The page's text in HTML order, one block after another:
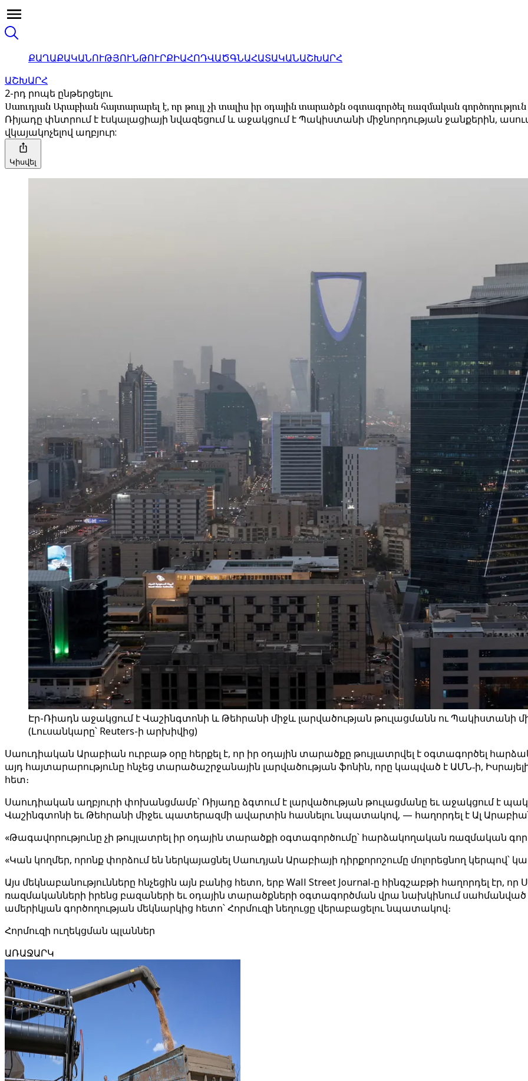
ՔԱՂԱՔԱԿԱՆՈՒԹՅՈՒՆԹՈՒՐՔԻԱՀՈԴՎԱԾԳՆԱՀԱՏԱԿԱՆԱՇԽԱՐՀ
ԱՇԽԱՐՀ
2-րդ րոպե ընթերցելու
Սաուդյան Արաբիան հայտարարել է, որ թույլ չի տալիս իր օդային տարածքն օգտագործել ռազմական գործողություն
Ռիյադը փնտրում է էսկալացիայի նվազեցում և աջակցում է Պակիստանի միջնորդության ջանքերին,
վկայակոչելով աղբյուր:
Կիսվել
Էր-Ռիադն աջակցում է Վաշինգտոնի և Թեհրանի միջև լարվածության թուլացմանն ու Պակիստանի
(Լուսանկարը՝ Reuters-ի արխիվից)
Սաուդիական Արաբիան ուրբաթ օրը հերքել է, որ իր օդային տարածքը թույլատրվել է օգտագործել
այդ հայտարարությունը հնչեց տարածաշրջանային լարվածության ֆոնին, որը կապված է ԱՄՆ‑ի,
հետ։
Սաուդիական աղբյուրի փոխանցմամբ՝ Ռիյադը ձգտում է լարվածության թուլացմանը եւ աջակցում
Վաշինգտոնի եւ Թեհրանի միջեւ պատերազմի ավարտին հասնելու նպատակով, — հաղորդել է Ալ
«Թագավորությունը չի թույլատրել իր օդային տարածքի օգտագործումը՝ հարձակողական ռազմական
«Կան կողմեր, որոնք փորձում են ներկայացնել Սաուդյան Արաբիայի դիրքորոշումը մոլորեցնող կերպով՝
Այս մեկնաբանությունները հնչեցին այն բանից հետո, երբ Wall Street Journal‑ը հինգշաբթի հաղորդել էր,
ռազմականների իրենց բազաների եւ օդային տարածքների օգտագործման վրա նախկինում սահմանված
ամերիկյան գործողության մեկնարկից հետո՝ Հորմուզի նեղուցը վերաբացելու նպատակով։
Հորմուզի ուղեկցման պլաններ
ԱՌԱՋԱՐԿ